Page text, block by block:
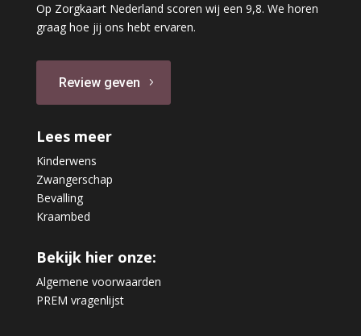
Op Zorgkaart Nederland scoren wij een 9,8. We horen
graag hoe jij ons hebt ervaren.
Review geven
Lees meer
Kinderwens
Zwangerschap
Bevalling
Kraambed
Bekijk hier onze:
Algemene voorwaarden
PREM vragenlijst